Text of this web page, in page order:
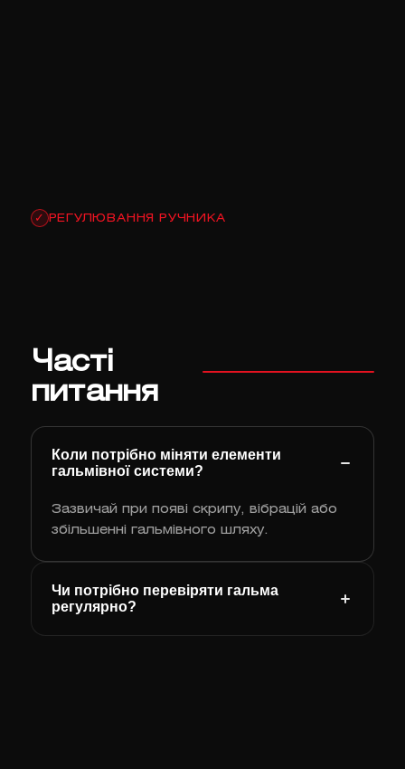
✓ РЕГУЛЮВАННЯ РУЧНИКА
Часті
питання
Коли потрібно міняти елементи
гальмівної системи?
Зазвичай при появі скрипу, вібрацій або
збільшенні гальмівного шляху.
Чи потрібно перевіряти гальма
регулярно?